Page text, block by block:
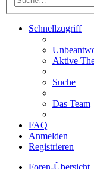
Schnellzugriff
Aktive
Suche
Das Team
FAQ
Anmelden
Registrieren